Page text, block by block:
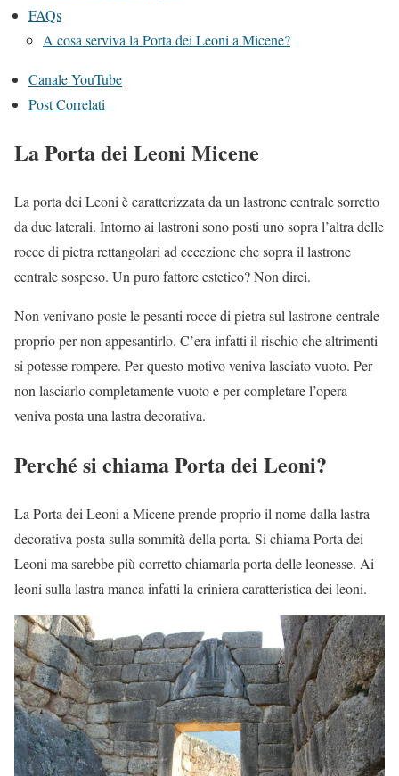
FAQs
A cosa serviva la Porta dei Leoni a Micene?
Canale YouTube
Post Correlati
La Porta dei Leoni Micene
La porta dei Leoni è caratterizzata da un lastrone centrale sorretto
da due laterali. Intorno ai lastroni sono posti uno sopra l’altra delle
rocce di pietra rettangolari ad eccezione che sopra il lastrone
centrale sospeso. Un puro fattore estetico? Non direi.
Non venivano poste le pesanti rocce di pietra sul lastrone centrale
proprio per non appesantirlo. C’era infatti il rischio che altrimenti
si potesse rompere. Per questo motivo veniva lasciato vuoto. Per
non lasciarlo completamente vuoto e per completare l’opera
veniva posta una lastra decorativa.
Perché si chiama Porta dei Leoni?
La Porta dei Leoni a Micene prende proprio il nome dalla lastra
decorativa posta sulla sommità della porta. Si chiama Porta dei
Leoni ma sarebbe più corretto chiamarla porta delle leonesse. Ai
leoni sulla lastra manca infatti la criniera caratteristica dei leoni.